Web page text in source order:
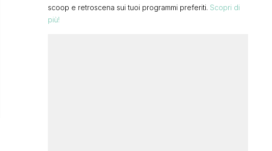
scoop e retroscena sui tuoi programmi preferiti. Scopri di
più!